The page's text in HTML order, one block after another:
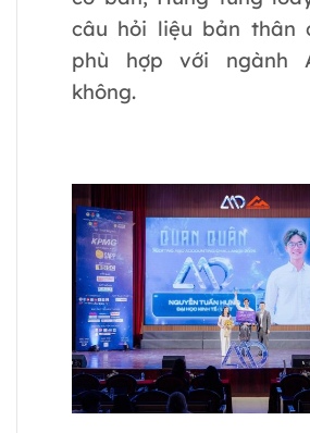
câu hỏi liệu bản thân
phù hợp với ngành
không.